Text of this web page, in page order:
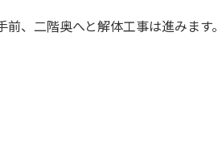
、二階奥へと解体工事は進みます。